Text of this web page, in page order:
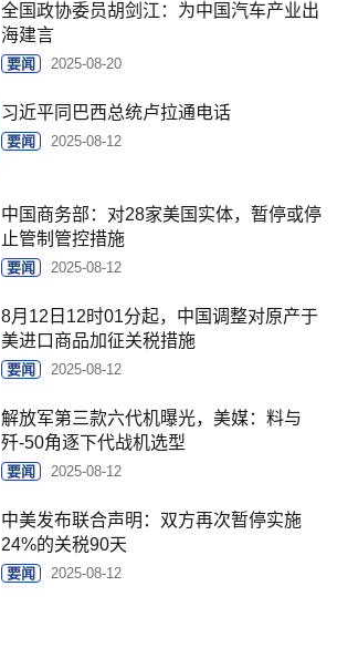
全国政协委员胡剑江：为中国汽车产业出
海建言
要闻 2025-08-20
习近平同巴西总统卢拉通电话
要闻 2025-08-12
中国商务部：对28家美国实体，暂停或停
止管制管控措施
要闻 2025-08-12
8月12日12时01分起，中国调整对原产于
美进口商品加征关税措施
要闻 2025-08-12
解放军第三款六代机曝光，美媒：料与
歼-50角逐下代战机选型
要闻 2025-08-12
中美发布联合声明：双方再次暂停实施
24%的关税90天
要闻 2025-08-12